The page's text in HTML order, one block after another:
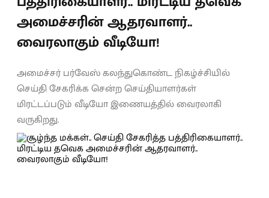
அமைச்சரின் ஆதரவாளர்..
வைரலாகும் வீடியோ!
அமைச்சர் பர்வேஸ் கலந்துகொண்ட நிகழ்ச்சியில்
செய்தி சேகரிக்க சென்ற செய்தியாளர்கள்
மிரட்டப்படும் வீடியோ இணையத்தில் வைரலாகி
வருகிறது.